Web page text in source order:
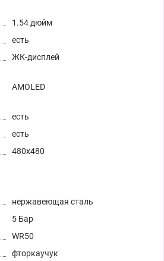
1.54 дюйм
есть
ЖК-дисплей
AMOLED
есть
есть
480х480
нержавеющая сталь
5 Бар
WR50
фторкаучук